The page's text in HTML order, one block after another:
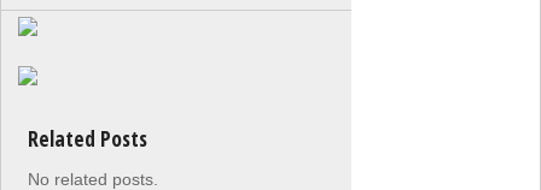
Related Posts
No related posts.